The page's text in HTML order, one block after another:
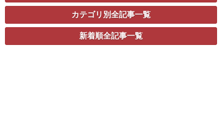
カテゴリ別全記事一覧
新着順全記事一覧